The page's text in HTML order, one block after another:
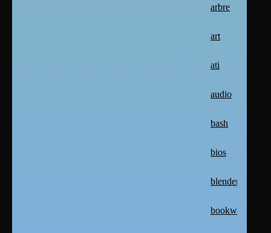
arbre
art
ati
audio
bash
bios
blender
bookworm